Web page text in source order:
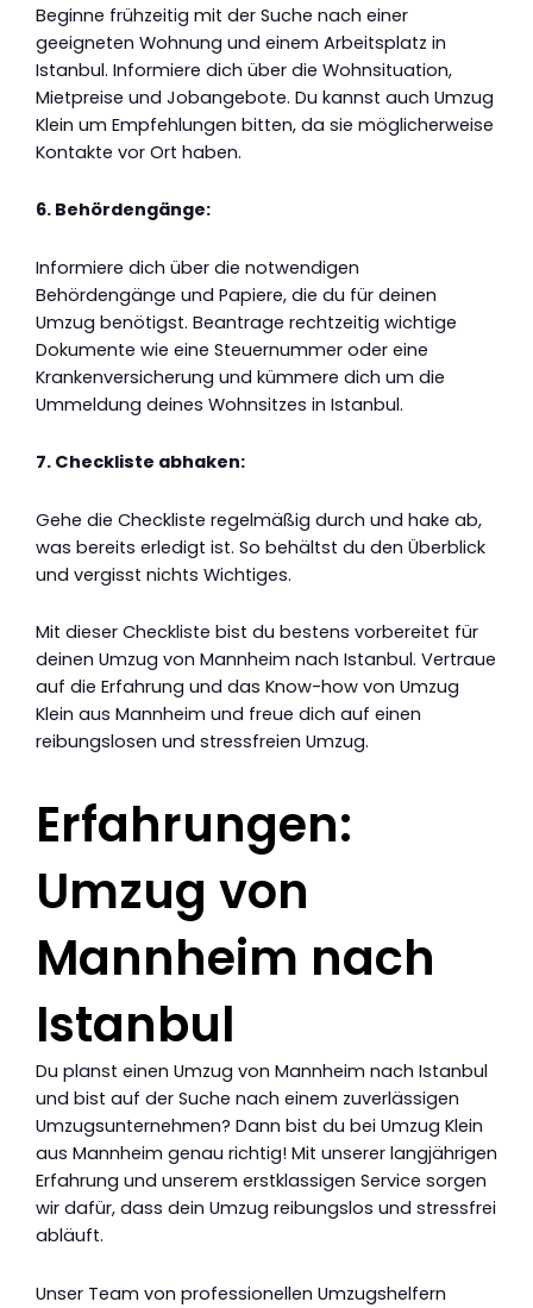
Beginne frühzeitig mit der Suche nach einer
geeigneten Wohnung und einem Arbeitsplatz in
Istanbul. Informiere dich über die Wohnsituation,
Mietpreise und Jobangebote. Du kannst auch Umzug
Klein um Empfehlungen bitten, da sie möglicherweise
Kontakte vor Ort haben.
6. Behördengänge:
Informiere dich über die notwendigen
Behördengänge und Papiere, die du für deinen
Umzug benötigst. Beantrage rechtzeitig wichtige
Dokumente wie eine Steuernummer oder eine
Krankenversicherung und kümmere dich um die
Ummeldung deines Wohnsitzes in Istanbul.
7. Checkliste abhaken:
Gehe die Checkliste regelmäßig durch und hake ab,
was bereits erledigt ist. So behältst du den Überblick
und vergisst nichts Wichtiges.
Mit dieser Checkliste bist du bestens vorbereitet für
deinen Umzug von Mannheim nach Istanbul. Vertraue
auf die Erfahrung und das Know-how von Umzug
Klein aus Mannheim und freue dich auf einen
reibungslosen und stressfreien Umzug.
Erfahrungen:
Umzug von
Mannheim nach
Istanbul
Du planst einen Umzug von Mannheim nach Istanbul
und bist auf der Suche nach einem zuverlässigen
Umzugsunternehmen? Dann bist du bei Umzug Klein
aus Mannheim genau richtig! Mit unserer langjährigen
Erfahrung und unserem erstklassigen Service sorgen
wir dafür, dass dein Umzug reibungslos und stressfrei
abläuft.
Unser Team von professionellen Umzugshelfern